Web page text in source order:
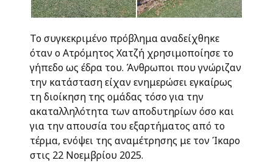
Το συγκεκριμένο πρόβλημα αναδείχθηκε
όταν ο Ατρόμητος Χατζή χρησιμοποίησε το
γήπεδο ως έδρα του. Άνθρωποι που γνώριζαν
την κατάσταση είχαν ενημερώσει εγκαίρως
τη διοίκηση της ομάδας τόσο για την
ακαταλληλότητα των αποδυτηρίων όσο και
για την απουσία του εξαρτήματος από το
τέρμα, ενόψει της αναμέτρησης με τον Ίκαρο
στις 22 Νοεμβρίου 2025.